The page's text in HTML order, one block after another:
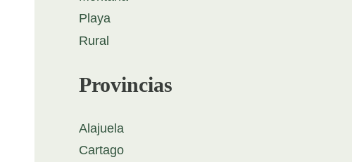
Playa
Rural
Provincias
Alajuela
Cartago